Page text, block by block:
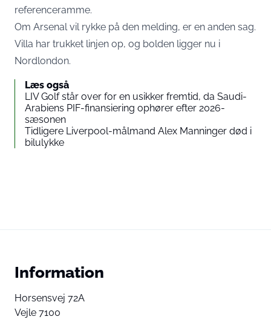
referenceramme.
Om Arsenal vil rykke på den melding, er en anden sag.
Villa har trukket linjen op, og bolden ligger nu i
Nordlondon.
Læs også
LIV Golf står over for en usikker fremtid, da Saudi-
Arabiens PIF-finansiering ophører efter 2026-
sæsonen
Tidligere Liverpool-målmand Alex Manninger død i
bilulykke
Information
Horsensvej 72A
Vejle 7100